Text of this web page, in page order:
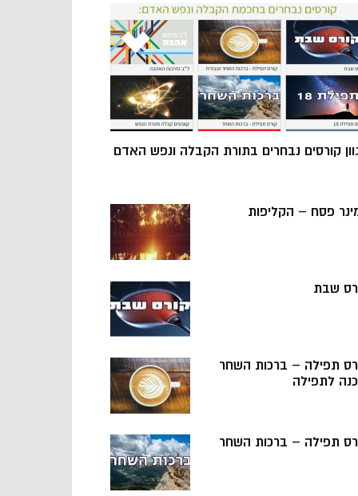
קורסים נבחרים בתורת הקבלה ונפש האדם
פסח – הקליפות
שבת
תפילה – ברכות השחר
לתפילה
תפילה – ברכות השחר